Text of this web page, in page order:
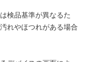
検品基準が異なるた
れやほつれがある場合